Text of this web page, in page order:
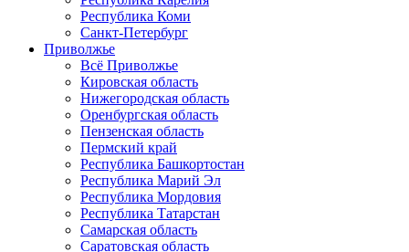
Республика Коми
Санкт-Петербург
Приволжье
Всё Приволжье
Кировская область
Нижегородская область
Оренбургская область
Пензенская область
Пермский край
Республика Башкортостан
Республика Марий Эл
Республика Мордовия
Республика Татарстан
Самарская область
Саратовская область